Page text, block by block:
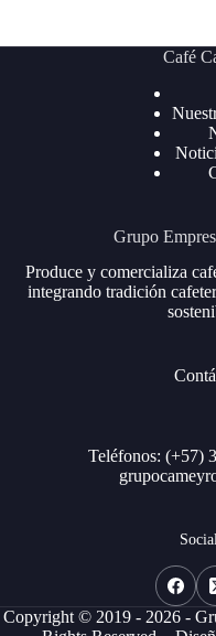
Café
Grupo
Produce y comercializa
integrando tradición
Teléfonos: (+57)
Copyright © 2019 - 2026 -